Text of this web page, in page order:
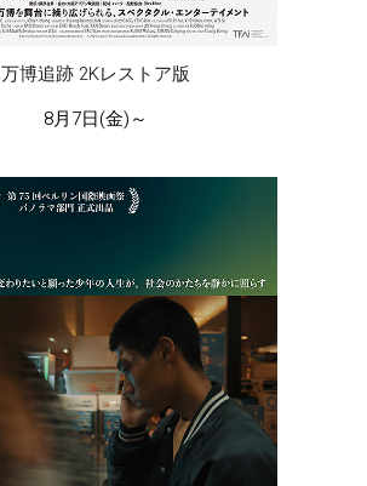
万博追跡 2Kレストア版
8月7日(金)～